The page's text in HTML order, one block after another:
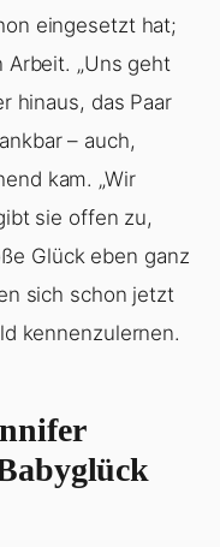
eingesetzt hat;
„Uns geht
hinaus, das Paar
– auch,
kam. „Wir
sie offen zu,
Glück eben ganz
sich schon jetzt
kennenzulernen.